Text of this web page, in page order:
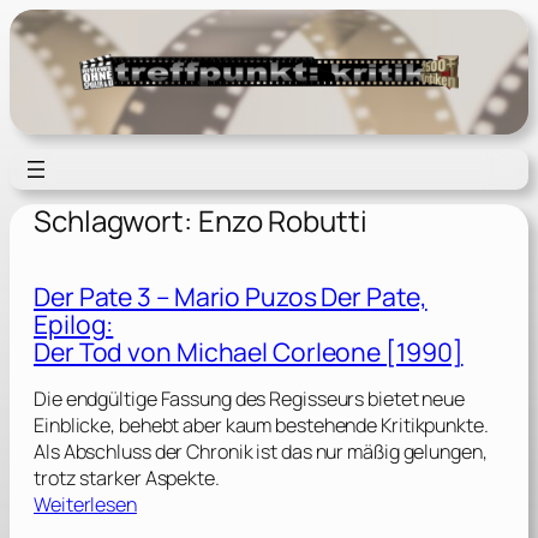
Zum
Inhalt
springen
Schlagwort: Enzo Robutti
Der Pate 3 – Mario Puzos Der Pate,
Epilog:
Der Tod von Michael Corleone [1990]
Die endgültige Fassung des Regisseurs bietet neue
Einblicke, behebt aber kaum bestehende Kritikpunkte.
Als Abschluss der Chronik ist das nur mäßig gelungen,
trotz starker Aspekte.
Weiterlesen: